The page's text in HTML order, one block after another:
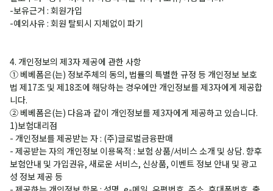
-보유근거 : 회원가입
-예외사유 : 회원 탈퇴시 지체없이 파기
4. 개인정보의 제3자 제공에 관한 사항
① 베베폼은(는) 정보주체의 동의, 법률의 특별한 규정 등 개인정보 보호
법 제17조 및 제18조에 해당하는 경우에만 개인정보를 제3자에게 제공합
니다.
② 베베폼은(는) 다음과 같이 개인정보를 제3자에게 제공하고 있습니다.
1)보험대리점
- 개인정보를 제공받는 자 : (주)글로벌금융판매
- 제공받는 자의 개인정보 이용목적 : 보험 상품/서비스 소개 및 상담. 향후
보험안내 및 가입권유, 새로운 서비스, 신상품, 이벤트 정보 안내 및 광고
성 정보 제공 등